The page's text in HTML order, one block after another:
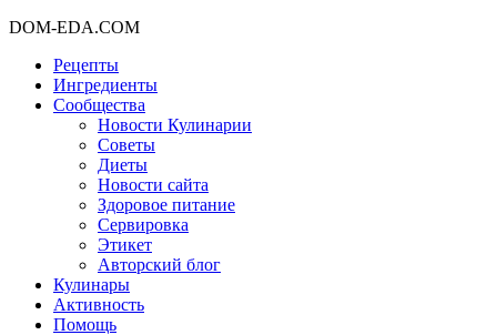
DOM-EDA.COM
Рецепты
Ингредиенты
Сообщества
Новости Кулинарии
Советы
Диеты
Новости сайта
Здоровое питание
Сервировка
Этикет
Авторский блог
Кулинары
Активность
Помощь